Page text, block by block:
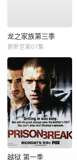
龙之家族第三季
更新至第07集
越狱 第一季